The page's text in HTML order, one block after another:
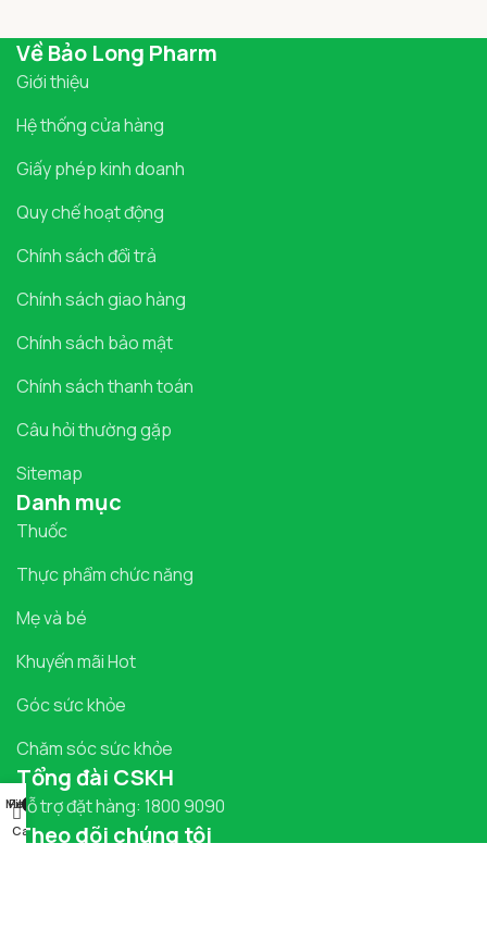
Về Bảo Long Pharm
Giới thiệu
Hệ thống cửa hàng
Giấy phép kinh doanh
Quy chế hoạt động
Chính sách đổi trả
Chính sách giao hàng
Chính sách bảo mật
Chính sách thanh toán
Câu hỏi thường gặp
Sitemap
Danh mục
Thuốc
Thực phẩm chức năng
Mẹ và bé
Khuyến mãi Hot
Góc sức khỏe
Chăm sóc sức khỏe
Tổng đài CSKH
Hỗ trợ đặt hàng: 1800 9090
Theo dõi chúng tôi
Menu
Filters
0
Cart